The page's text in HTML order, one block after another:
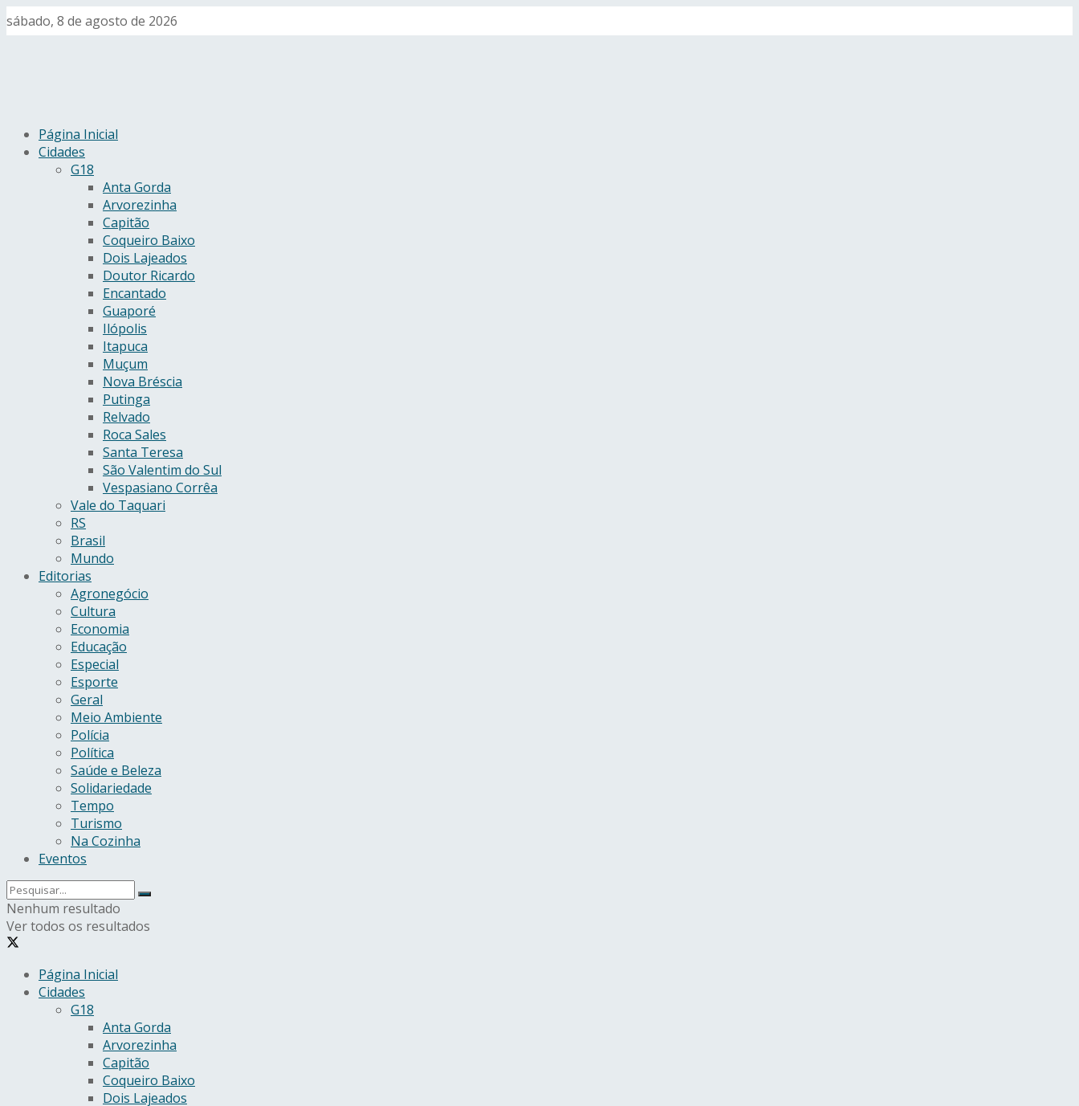
sábado, 8 de agosto de 2026
Página Inicial
Cidades
G18
Anta Gorda
Arvorezinha
Capitão
Coqueiro Baixo
Dois Lajeados
Doutor Ricardo
Encantado
Guaporé
Ilópolis
Itapuca
Muçum
Nova Bréscia
Putinga
Relvado
Roca Sales
Santa Teresa
São Valentim do Sul
Vespasiano Corrêa
Vale do Taquari
RS
Brasil
Mundo
Editorias
Agronegócio
Cultura
Economia
Educação
Especial
Esporte
Geral
Meio Ambiente
Polícia
Política
Saúde e Beleza
Solidariedade
Tempo
Turismo
Na Cozinha
Eventos
Nenhum resultado
Ver todos os resultados
Página Inicial
Cidades
G18
Anta Gorda
Arvorezinha
Capitão
Coqueiro Baixo
Dois Lajeados